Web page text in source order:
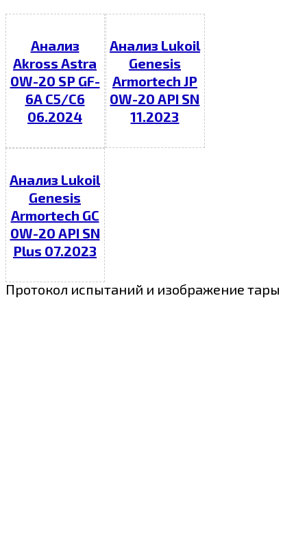
Анализ
Akross Astra
0W-20 SP GF-
6A C5/C6
06.2024
Анализ Lukoil
Genesis
Armortech JP
0W-20 API SN
11.2023
Анализ Lukoil
Genesis
Armortech GC
0W-20 API SN
Plus 07.2023
Протокол испытаний и изображение тары